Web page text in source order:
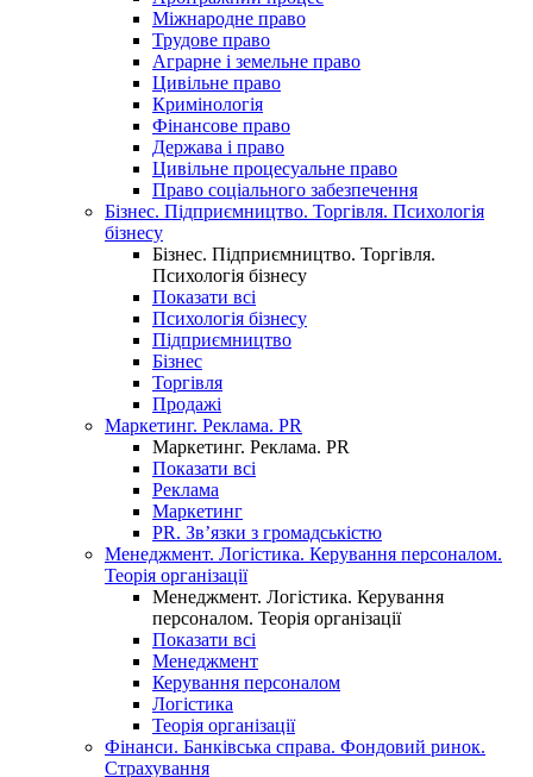
Міжнародне право
Трудове право
Аграрне і земельне право
Цивільне право
Кримінологія
Фінансове право
Держава і право
Цивільне процесуальне право
Право соціального забезпечення
Бізнес. Підприємництво. Торгівля. Психологія
бізнесу
Бізнес. Підприємництво. Торгівля.
Психологія бізнесу
Показати всі
Психологія бізнесу
Підприємництво
Бізнес
Торгівля
Продажі
Маркетинг. Реклама. PR
Маркетинг. Реклама. PR
Показати всі
Реклама
Маркетинг
PR. Зв’язки з громадськістю
Менеджмент. Логістика. Керування персоналом.
Теорія організації
Менеджмент. Логістика. Керування
персоналом. Теорія організації
Показати всі
Менеджмент
Керування персоналом
Логістика
Теорія організації
Фінанси. Банківська справа. Фондовий ринок.
Страхування